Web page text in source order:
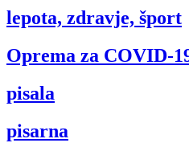
lepota, zdravje, šport
Oprema za COVID-
pisala
pisarna